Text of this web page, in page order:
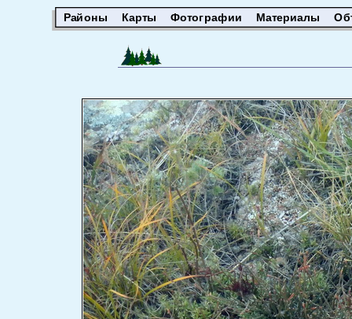
Районы Карты Фотографии Материалы